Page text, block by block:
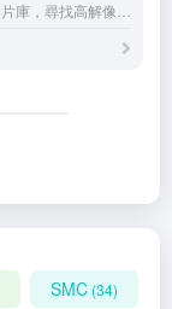
SMC (34)